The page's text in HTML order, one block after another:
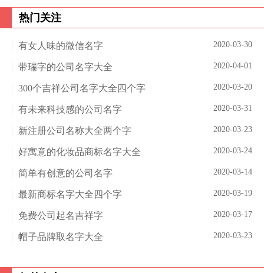
热门关注
2020-03-30
有女人味的微信名字
2020-04-01
带瑞字的公司名字大全
2020-03-20
300个吉祥公司名字大全四个字
2020-03-31
有未来科技感的公司名字
2020-03-23
新注册公司名称大全两个字
2020-03-24
好寓意的化妆品商标名字大全
2020-03-14
简单有创意的公司名字
2020-03-19
最新商标名字大全四个字
2020-03-17
免费公司起名吉祥字
2020-03-23
帽子品牌取名字大全